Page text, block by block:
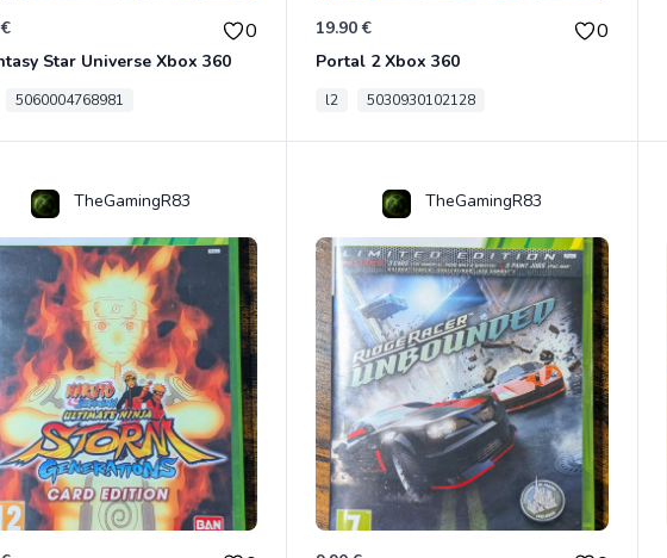
0
Star Universe Xbox 360
5060004768981
19.90 € 0
Portal 2 Xbox 360
l2 5030930102128
TheGamingR83 TheGamingR83